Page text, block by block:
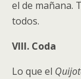
el de mañana.
todos.
VIII. Coda
Lo que el